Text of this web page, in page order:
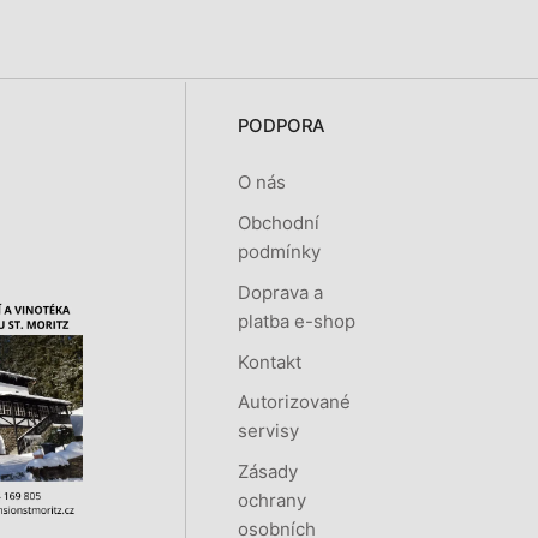
PODPORA
O nás
Obchodní
podmínky
Doprava a
platba e-shop
Kontakt
Autorizované
servisy
Zásady
ochrany
osobních